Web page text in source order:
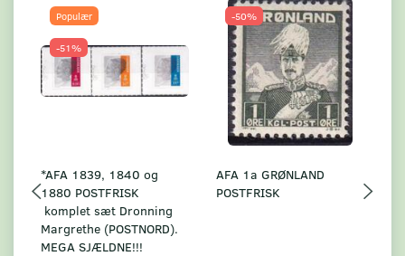
Populær
-51%
*AFA 1839, 1840 og
1880 POSTFRISK
komplet sæt Dronning
Margrethe (POSTNORD).
MEGA SJÆLDNE!!!
-50%
AFA 1a GRØNLAND
POSTFRISK